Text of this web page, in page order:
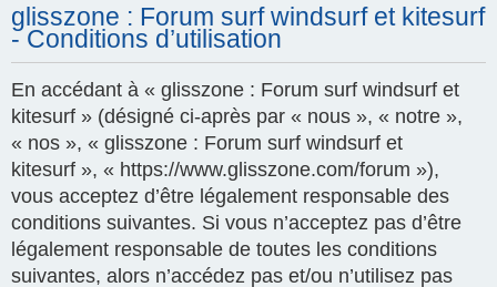
glisszone : Forum surf windsurf et kitesurf
- Conditions d’utilisation
En accédant à « glisszone : Forum surf windsurf et
kitesurf » (désigné ci-après par « nous », « notre »,
« nos », « glisszone : Forum surf windsurf et
kitesurf », « https://www.glisszone.com/forum »),
vous acceptez d’être légalement responsable des
conditions suivantes. Si vous n’acceptez pas d’être
légalement responsable de toutes les conditions
suivantes, alors n’accédez pas et/ou n’utilisez pas